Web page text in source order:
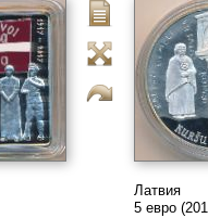
Латвия
5 евро